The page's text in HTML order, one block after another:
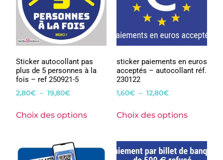
Sticker autocollant pas
plus de 5 personnes à la
fois – ref 250921-5
2,80€ – 19,80€
Choix des options
sticker paiements en euros
acceptés – autocollant réf.
230122
1,60€ – 12,80€
Choix des options